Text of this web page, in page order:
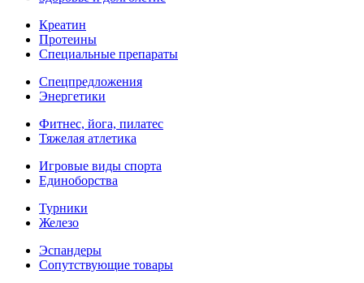
Креатин
Протеины
Специальные препараты
Спецпредложения
Энергетики
Фитнес, йога, пилатес
Тяжелая атлетика
Игровые виды спорта
Единоборства
Турники
Железо
Эспандеры
Сопутствующие товары